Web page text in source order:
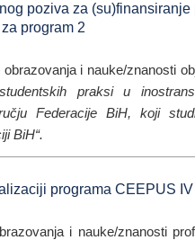
poziva za
program 2
i nauke/znanosti
praksi u
Federacije BiH, koji
BiH“.
programa CEEPUS
i nauke/znanosti